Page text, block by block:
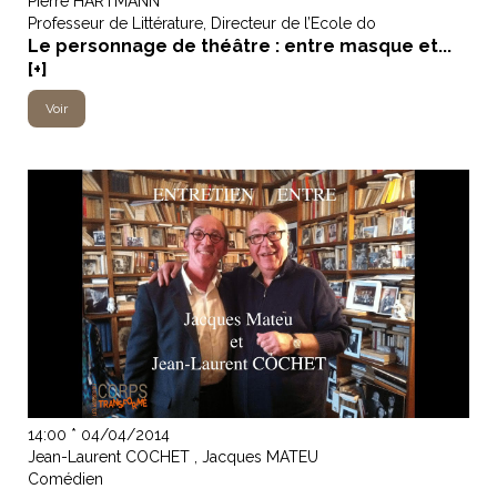
Professeur de Littérature, Directeur de l’Ecole do
Le personnage de théâtre : entre masque et...
[+]
Voir
14:00 * 04/04/2014
Jean-Laurent COCHET , Jacques MATEU
Comédien